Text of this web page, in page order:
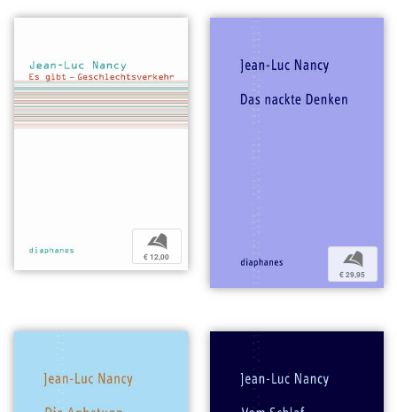
b
€ 12,00 b
€ 29,95